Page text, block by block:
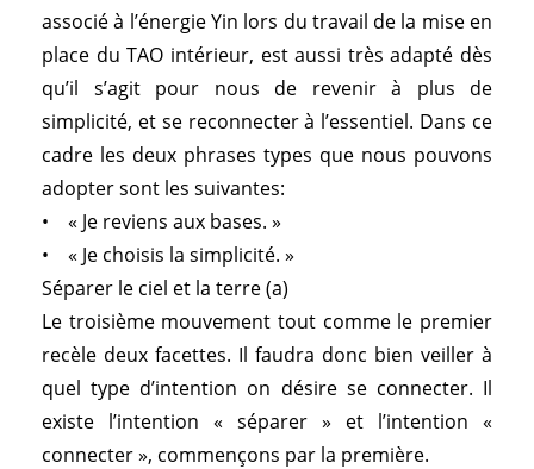
associé à l’énergie Yin lors du travail de la mise en
place du TAO intérieur, est aussi très adapté dès
qu’il s’agit pour nous de revenir à plus de
simplicité, et se reconnecter à l’essentiel. Dans ce
cadre les deux phrases types que nous pouvons
adopter sont les suivantes:
• « Je reviens aux bases. »
• « Je choisis la simplicité. »
Séparer le ciel et la terre (a)
Le troisième mouvement tout comme le premier
recèle deux facettes. Il faudra donc bien veiller à
quel type d’intention on désire se connecter. Il
existe l’intention « séparer » et l’intention «
connecter », commençons par la première.